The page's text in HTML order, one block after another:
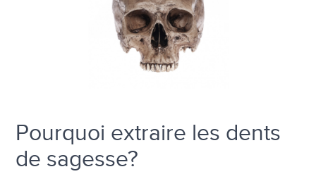
Pourquoi extraire les dents
de sagesse?